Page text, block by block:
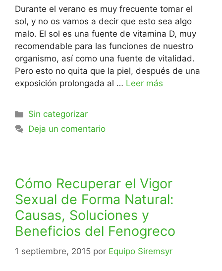
Durante el verano es muy frecuente tomar el
sol, y no os vamos a decir que esto sea algo
malo. El sol es una fuente de vitamina D, muy
recomendable para las funciones de nuestro
organismo, así como una fuente de vitalidad.
Pero esto no quita que la piel, después de una
exposición prolongada al … Leer más
Sin categorizar
Deja un comentario
Cómo Recuperar el Vigor
Sexual de Forma Natural:
Causas, Soluciones y
Beneficios del Fenogreco
1 septiembre, 2015 por Equipo Siremsyr